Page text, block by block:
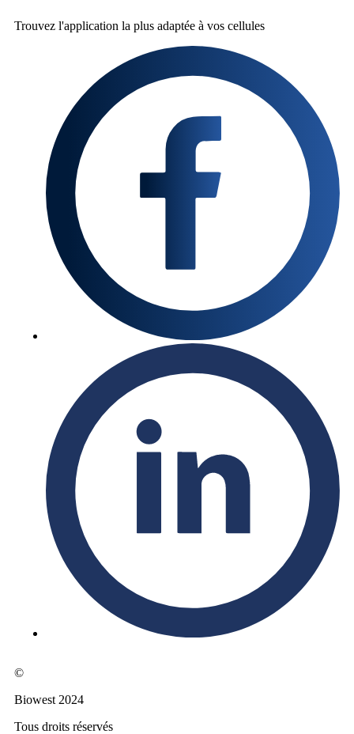
Trouvez l'application la plus adaptée à vos cellules
©
Biowest 2024
Tous droits réservés